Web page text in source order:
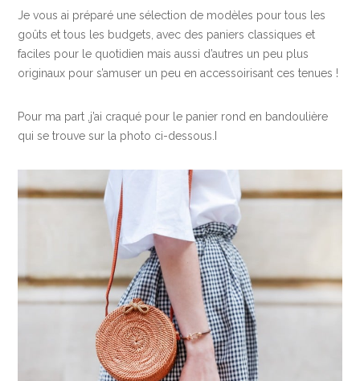
Je vous ai préparé une sélection de modèles pour tous les
goûts et tous les budgets, avec des paniers classiques et
faciles pour le quotidien mais aussi d’autres un peu plus
originaux pour s’amuser un peu en accessoirisant ces tenues !
Pour ma part ,j’ai craqué pour le panier rond en bandoulière
qui se trouve sur la photo ci-dessous.I